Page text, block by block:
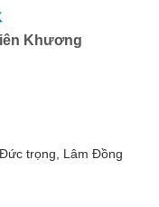
Khương
trọng, Lâm Đồng